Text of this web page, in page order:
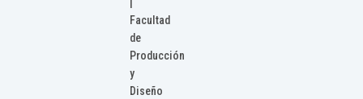
Facultad
de
Producción
y
Diseño